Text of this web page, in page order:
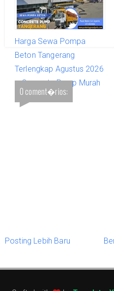
& Terbaik
Harga Sewa Pompa
Beton Tangerang
Terlengkap Agustus 2026
– Concrete Pump Murah
& Terbaik
0 coment�rios:
Posting Lebih Baru